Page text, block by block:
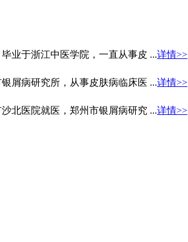
业于浙江中医学院，一直从事皮 ...详情>>
屑病研究所，从事皮肤病临床医 ...详情>>
北医院就医，郑州市银屑病研究 ...详情>>